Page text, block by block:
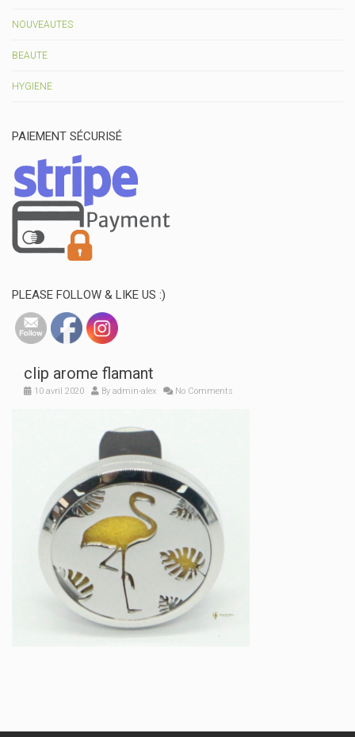
NOUVEAUTES
BEAUTE
HYGIENE
PAIEMENT SÉCURISÉ
PLEASE FOLLOW & LIKE US :)
clip arome flamant
10 avril 2020 By admin-alex No Comments